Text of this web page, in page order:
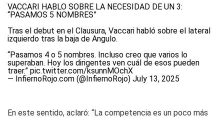
VACCARI HABLÓ SOBRE LA NECESIDAD DE UN 3:
“PASAMOS 5 NOMBRES”
Tras el debut en el Clausura, Vaccari habló sobre el lateral
izquierdo tras la baja de Angulo.
“Pasamos 4 o 5 nombres. Incluso creo que varios lo
superaban. Hoy los dirigentes ven cuál de esos pueden
traer.” pic.twitter.com/ksunnMOchX
— InfiernoRojo.com (@InfiernoRojo) July 13, 2025
En este sentido, aclaró: “La competencia es un poco más